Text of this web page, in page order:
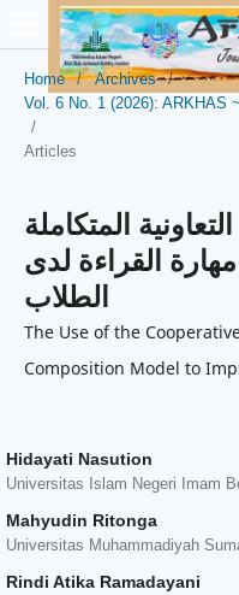
Home / Archives
/
Vol. 6 No. 1 (2026): ARKHAS
/
Articles
المتكاملة
القراءة لدى
الطلاب
The Use of the
Composition Model to
Hidayati Nasution
Universitas Islam Negeri Imam
Mahyudin Ritonga
Universitas Muhammadiyah
Rindi Atika Ramadayani